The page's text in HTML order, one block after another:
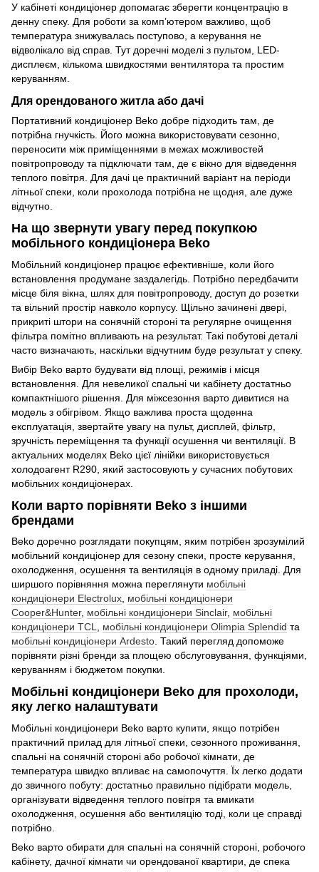
У кабінеті кондиціонер допомагає зберегти концентрацію в
денну спеку. Для роботи за комп’ютером важливо, щоб
температура знижувалась поступово, а керування не
відволікало від справ. Тут доречні моделі з пультом, LED-
дисплеєм, кількома швидкостями вентилятора та простим
керуванням.
Для орендованого житла або дачі
Портативний кондиціонер Beko добре підходить там, де
потрібна гнучкість. Його можна використовувати сезонно,
переносити між приміщеннями в межах можливостей
повітропроводу та підключати там, де є вікно для відведення
теплого повітря. Для дачі це практичний варіант на періоди
літньої спеки, коли прохолода потрібна не щодня, але дуже
відчутно.
На що звернути увагу перед покупкою
мобільного кондиціонера Beko
Мобільний кондиціонер працює ефективніше, коли його
встановлення продумане заздалегідь. Потрібно передбачити
місце біля вікна, шлях для повітропроводу, доступ до розетки
та вільний простір навколо корпусу. Щільно зачинені двері,
прикриті штори на сонячній стороні та регулярне очищення
фільтра помітно впливають на результат. Такі побутові деталі
часто визначають, наскільки відчутним буде результат у спеку.
Вибір Beko варто будувати від площі, режимів і місця
встановлення. Для невеликої спальні чи кабінету достатньо
компактнішого рішення. Для міжсезоння варто дивитися на
модель з обігрівом. Якщо важлива проста щоденна
експлуатація, звертайте увагу на пульт, дисплей, фільтр,
зручність переміщення та функції осушення чи вентиляції. В
актуальних моделях Beko цієї лінійки використовується
холодоагент R290, який застосовують у сучасних побутових
мобільних кондиціонерах.
Коли варто порівняти Beko з іншими
брендами
Beko доречно розглядати покупцям, яким потрібен зрозумілий
мобільний кондиціонер для сезону спеки, просте керування,
охолодження, осушення та вентиляція в одному приладі. Для
ширшого порівняння можна переглянути мобільні
кондиціонери Electrolux мобільні кондиціонери
Cooper&Hunter, мобільні кондиціонери Sinclair, мобільні
кондиціонери TCL
мобільні кондиціонери Olimpia Splendid та
мобільні кондиціонери Ardesto . Такий перегляд допоможе
порівняти різні бренди за площею обслуговування, функціями,
керуванням і бюджетом покупки.
Мобільні кондиціонери Beko для прохолоди,
яку легко налаштувати
Мобільні кондиціонери Beko варто купити, якщо потрібен
практичний прилад для літньої спеки, сезонного проживання,
спальні на сонячній стороні або робочої кімнати, де
температура швидко впливає на самопочуття. Їх легко додати
до звичного побуту: достатньо правильно підібрати модель,
організувати відведення теплого повітря та вмикати
охолодження, осушення або вентиляцію тоді, коли це справді
потрібно.
Beko варто обирати для спальні на сонячній стороні, робочого
кабінету, дачної кімнати чи орендованої квартири, де спека